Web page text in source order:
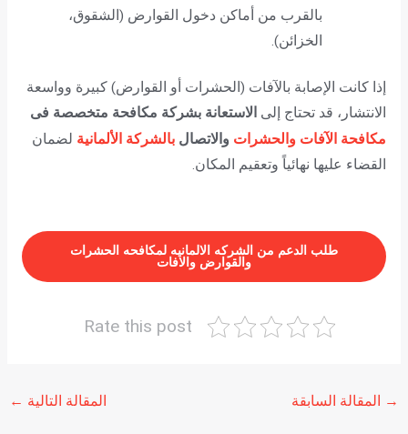
بالقرب من أماكن دخول القوارض (الشقوق،
الخزائن).
إذا كانت الإصابة بالآفات (الحشرات أو القوارض) كبيرة وواسعة
الانتشار، قد تحتاج إلى الاستعانة بشركة مكافحة متخصصة فى
مكافحة الآفات والحشرات والاتصال بالشركة الألمانية لضمان
القضاء عليها نهائياً وتعقيم المكان.
طلب الدعم من الشركه الالمانيه لمكافحه الحشرات
والقوارض والافات
Rate this post
→ المقالة السابقة المقالة التالية ←